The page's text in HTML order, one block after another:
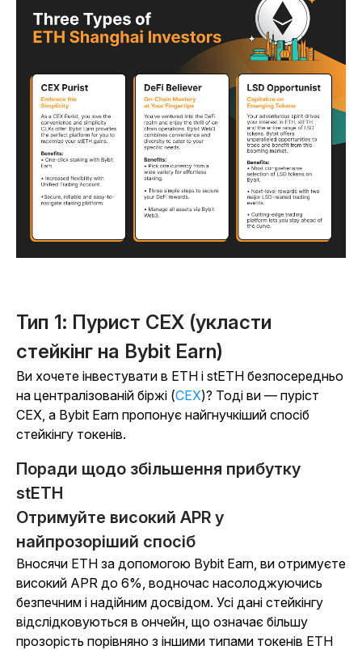
Тип 1: Пурист CEX (укласти
стейкінг на Bybit Earn)
Ви хочете інвестувати в ETH і stETH безпосередньо
на централізованій біржі (CEX)? Тоді ви — пуріст
CEX, а Bybit Earn пропонує найгнучкіший спосіб
стейкінгу токенів.
Поради щодо збільшення прибутку
stETH
Отримуйте високий APR у
найпрозоріший спосіб
Вносячи ETH за допомогою Bybit Earn, ви отримуєте
високий APR до 6%, водночас насолоджуючись
безпечним і надійним досвідом. Усі дані стейкінгу
відслідковуються в ончейн, що означає більшу
прозорість порівняно з іншими типами токенів ETH